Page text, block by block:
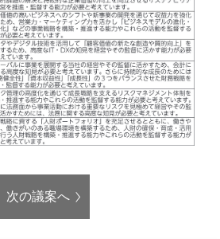
次の議案へ